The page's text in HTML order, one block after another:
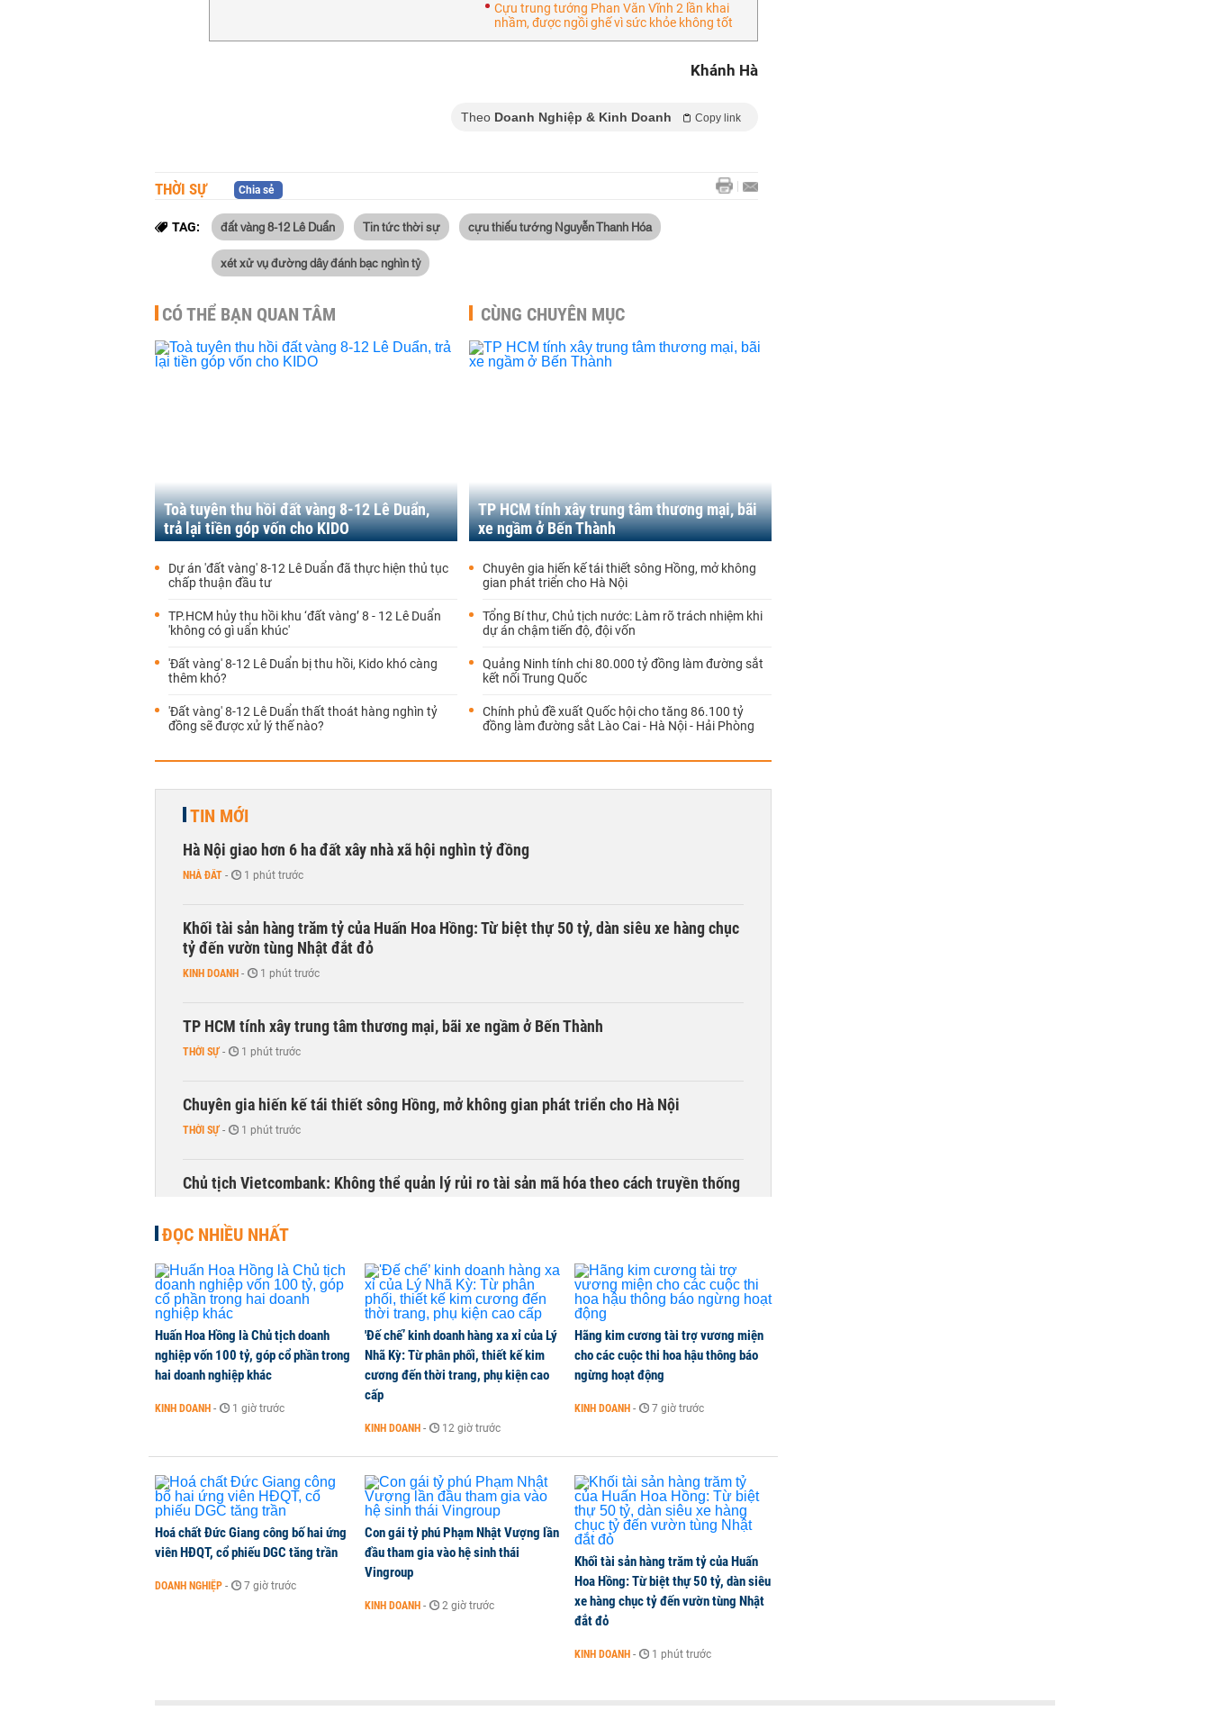
Cựu trung tướng Phan Văn Vĩnh 2 lần khai
nhầm, được ngồi ghế vì sức khỏe không tốt
Khánh Hà
Theo Doanh Nghiệp & Kinh Doanh Copy link
THỜI SỰ Chia sẻ
TAG: đất vàng 8-12 Lê Duẩn Tin tức thời sự cựu thiếu tướng Nguyễn Thanh Hóa
xét xử vụ đường dây đánh bạc nghìn tỷ
CÓ THỂ BẠN QUAN TÂM
Toà tuyên thu hồi đất vàng 8-12 Lê Duẩn,
trả lại tiền góp vốn cho KIDO
Dự án 'đất vàng' 8-12 Lê Duẩn đã thực hiện thủ tục
chấp thuận đầu tư
TP.HCM hủy thu hồi khu ‘đất vàng’ 8 - 12 Lê Duẩn
'không có gì uẩn khúc'
'Đất vàng' 8-12 Lê Duẩn bị thu hồi, Kido khó càng
thêm khó?
'Đất vàng' 8-12 Lê Duẩn thất thoát hàng nghìn tỷ
đồng sẽ được xử lý thế nào?
CÙNG CHUYÊN MỤC
TP HCM tính xây trung tâm thương mại, bãi
xe ngầm ở Bến Thành
Chuyên gia hiến kế tái thiết sông Hồng, mở không
gian phát triển cho Hà Nội
Tổng Bí thư, Chủ tịch nước: Làm rõ trách nhiệm khi
dự án chậm tiến độ, đội vốn
Quảng Ninh tính chi 80.000 tỷ đồng làm đường sắt
kết nối Trung Quốc
Chính phủ đề xuất Quốc hội cho tăng 86.100 tỷ
đồng làm đường sắt Lào Cai - Hà Nội - Hải Phòng
TIN MỚI
Hà Nội giao hơn 6 ha đất xây nhà xã hội nghìn tỷ đồng
NHÀ ĐẤT - 1 phút trước
Khối tài sản hàng trăm tỷ của Huấn Hoa Hồng: Từ biệt thự 50 tỷ, dàn siêu xe hàng chục
tỷ đến vườn tùng Nhật đắt đỏ
KINH DOANH - 1 phút trước
TP HCM tính xây trung tâm thương mại, bãi xe ngầm ở Bến Thành
THỜI SỰ - 1 phút trước
Chuyên gia hiến kế tái thiết sông Hồng, mở không gian phát triển cho Hà Nội
THỜI SỰ - 1 phút trước
Chủ tịch Vietcombank: Không thể quản lý rủi ro tài sản mã hóa theo cách truyền thống
ĐỌC NHIỀU NHẤT
Huấn Hoa Hồng là Chủ tịch doanh
nghiệp vốn 100 tỷ, góp cổ phần trong
hai doanh nghiệp khác
KINH DOANH - 1 giờ trước
'Đế chế’ kinh doanh hàng xa xỉ của Lý
Nhã Kỳ: Từ phân phối, thiết kế kim
cương đến thời trang, phụ kiện cao
cấp
KINH DOANH - 12 giờ trước
Hãng kim cương tài trợ vương miện
cho các cuộc thi hoa hậu thông báo
ngừng hoạt động
KINH DOANH - 7 giờ trước
Hoá chất Đức Giang công bố hai ứng
viên HĐQT, cổ phiếu DGC tăng trần
DOANH NGHIỆP - 7 giờ trước
Con gái tỷ phú Phạm Nhật Vượng lần
đầu tham gia vào hệ sinh thái
Vingroup
KINH DOANH - 2 giờ trước
Khối tài sản hàng trăm tỷ của Huấn
Hoa Hồng: Từ biệt thự 50 tỷ, dàn siêu
xe hàng chục tỷ đến vườn tùng Nhật
đắt đỏ
KINH DOANH - 1 phút trước